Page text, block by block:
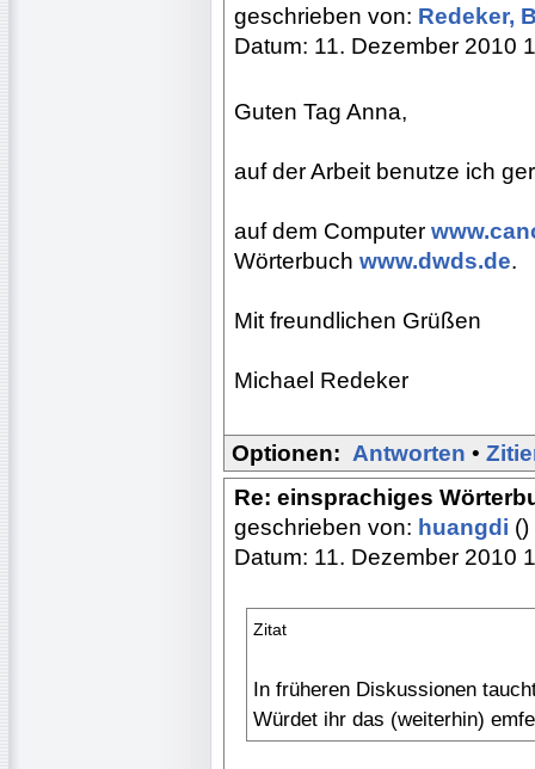
geschrieben von: Redeker,
Datum: 11. Dezember 2010
Guten Tag Anna,
auf der Arbeit benutze ich
auf dem Computer
Wörterbuch www.dwds.de.
Mit freundlichen Grüßen
Michael Redeker
Optionen: Antworten •
Re: einsprachiges
geschrieben von: huangdi ()
Datum: 11. Dezember 2010
Zitat
In früheren Diskussionen
Würdet ihr das (weiterhin)